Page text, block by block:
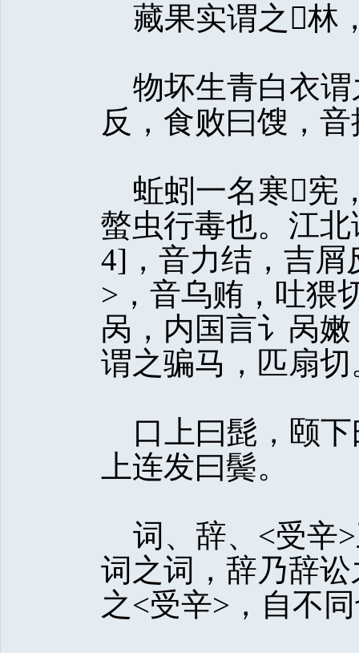
藏果实谓之林
物坏生青白衣谓
反，食败曰馊，
蚯蚓一名寒宪
螫虫行毒也。江
4]，音力结，吉屑
>，音乌贿，吐猥
呙，内国言讠呙
谓之骗马，匹扇切
口上曰髭，颐下
上连发曰鬓。
词、辞、<受辛
词之词，辞乃辞
之<受辛>，自不